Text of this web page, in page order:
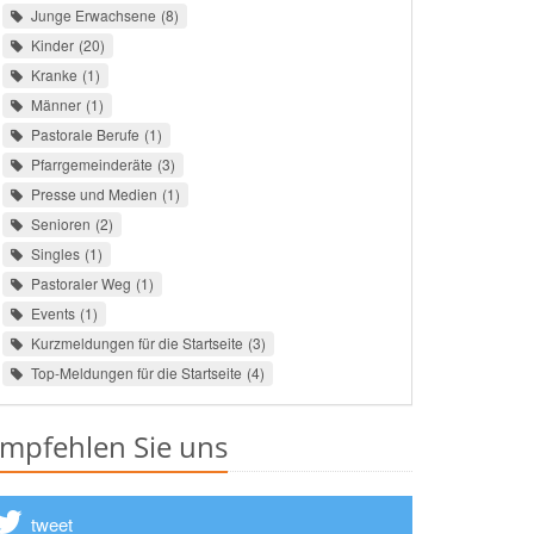
Junge Erwachsene 8
Kinder 20
Kranke 1
Männer 1
Pastorale Berufe 1
Pfarrgemeinderäte 3
Presse und Medien 1
Senioren 2
Singles 1
Pastoraler Weg 1
Events 1
Kurzmeldungen für die Startseite 3
Top-Meldungen für die Startseite 4
Sie uns
tweet